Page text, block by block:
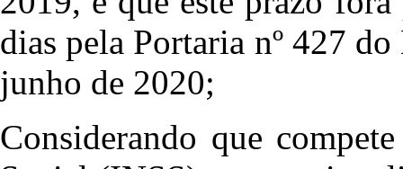
dias pela Portaria nº 427
junho de 2020;
Considerando que